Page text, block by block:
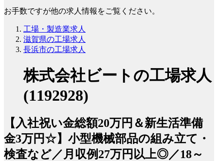
お手数ですが他の求人情報をご覧ください。
工場・製造業求人
滋賀県の工場求人
長浜市の工場求人
株式会社ビートの工場求人
(1192928)
【入社祝い金総額20万円＆新生活準備
金3万円☆】小型機械部品の組み立て・
検査など／月収例27万円以上◎／18～